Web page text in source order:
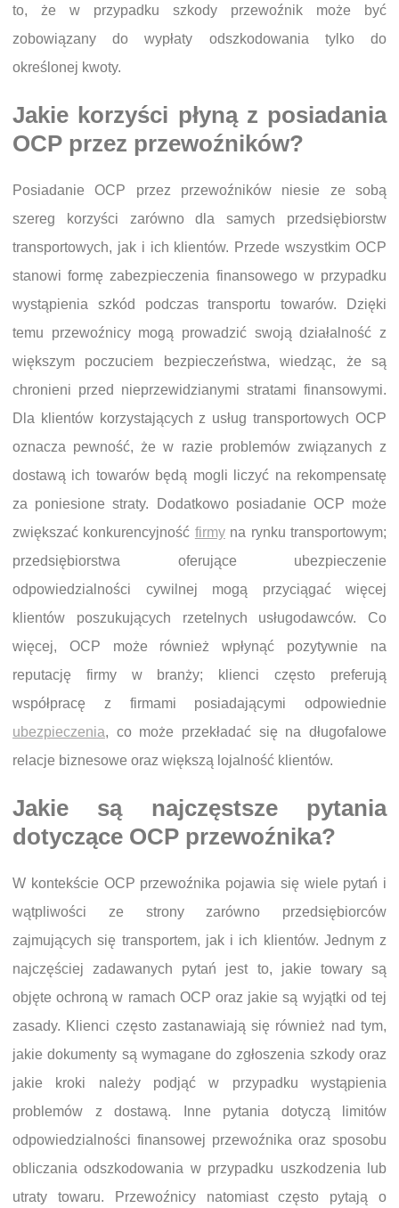
to, że w przypadku szkody przewoźnik może być
zobowiązany do wypłaty odszkodowania tylko do
określonej kwoty.
Jakie korzyści płyną z posiadania
OCP przez przewoźników?
Posiadanie OCP przez przewoźników niesie ze sobą
szereg korzyści zarówno dla samych przedsiębiorstw
transportowych, jak i ich klientów. Przede wszystkim OCP
stanowi formę zabezpieczenia finansowego w przypadku
wystąpienia szkód podczas transportu towarów. Dzięki
temu przewoźnicy mogą prowadzić swoją działalność z
większym poczuciem bezpieczeństwa, wiedząc, że są
chronieni przed nieprzewidzianymi stratami finansowymi.
Dla klientów korzystających z usług transportowych OCP
oznacza pewność, że w razie problemów związanych z
dostawą ich towarów będą mogli liczyć na rekompensatę
za poniesione straty. Dodatkowo posiadanie OCP może
zwiększać konkurencyjność firmyna rynku transportowym;
przedsiębiorstwa oferujące ubezpieczenie
odpowiedzialności cywilnej mogą przyciągać więcej
klientów poszukujących rzetelnych usługodawców. Co
więcej, OCP może również wpłynąć pozytywnie na
reputację firmy w branży; klienci często preferują
współpracę z firmami posiadającymi odpowiednie
ubezpieczenia, co może przekładać się na długofalowe
relacje biznesowe oraz większą lojalność klientów.
Jakie są najczęstsze pytania
dotyczące OCP przewoźnika?
W kontekście OCP przewoźnika pojawia się wiele pytań i
wątpliwości ze strony zarówno przedsiębiorców
zajmujących się transportem, jak i ich klientów. Jednym z
najczęściej zadawanych pytań jest to, jakie towary są
objęte ochroną w ramach OCP oraz jakie są wyjątki od tej
zasady. Klienci często zastanawiają się również nad tym,
jakie dokumenty są wymagane do zgłoszenia szkody oraz
jakie kroki należy podjąć w przypadku wystąpienia
problemów z dostawą. Inne pytania dotyczą limitów
odpowiedzialności finansowej przewoźnika oraz sposobu
obliczania odszkodowania w przypadku uszkodzenia lub
utraty towaru. Przewoźnicy natomiast często pytają o